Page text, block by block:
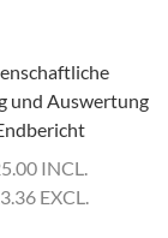
und Auswertung
INCL.
EXCL.